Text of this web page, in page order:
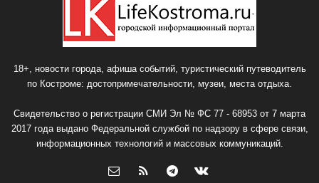
18+, новости города, афиша событий, туристический путеводитель
по Костроме: достопримечательности, музеи, места отдыха.
Свидетельство о регистрации СМИ Эл № ФС 77 - 68953 от 7 марта
2017 года выдано Федеральной службой по надзору в сфере связи,
информационных технологий и массовых коммуникаций.